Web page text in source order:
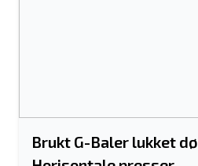
Brukt G-Baler lukket